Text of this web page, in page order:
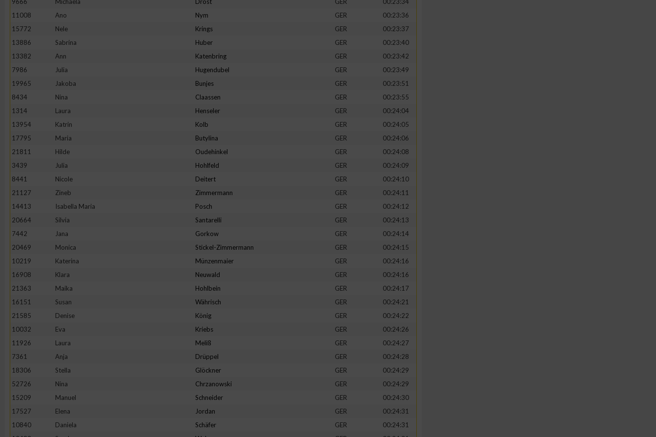
11008
Ano Nym GER
00:23:36
15772
Nele Krings GER
00:23:37
13886
Sabrina Huber GER
00:23:40
13382
Ann Katenbring GER
00:23:42
7986
Julia Hugendubel GER
00:23:49
19965
Jakoba Bunjes GER
00:23:51
8434
Nina Claassen GER
00:23:55
1314
Laura Henseler GER
00:24:04
13954
Katrin Kolb GER
00:24:05
17795
Maria Butylina GER
00:24:06
21811
Hilde Oudehinkel GER
00:24:08
3439
Julia Hohlfeld GER
00:24:09
8441
Nicole Deitert GER
00:24:10
21127
Zineb Zimmermann GER
00:24:11
14413
Isabella Maria Posch GER
00:24:12
20664
Silvia Santarelli GER
00:24:13
7442
Jana Gorkow GER
00:24:14
20469
Monica Stickel-Zimmermann GER
00:24:15
10219
Katerina Münzenmaier GER
00:24:16
16908
Klara Neuwald GER
00:24:16
21363
Maika Hohlbein GER
00:24:17
16151
Susan Währisch GER
00:24:21
21585
Denise König GER
00:24:22
10032
Eva Kriebs GER
00:24:26
11926
Laura Meliß GER
00:24:27
7361
Anja Drüppel GER
00:24:28
18306
Stella Glöckner GER
00:24:29
52726
Nina Chrzanowski GER
00:24:29
15209
Manuel Schneider GER
00:24:30
17527
Elena Jordan GER
00:24:31
10840
Daniela Schäfer GER
00:24:31
Erstellung von Profilen zur Personalisierung von Inhalten
Messung der Werbeleistung
Messung der Performance von Inhalten
Analyse von Zielgruppen durch Statistiken oder Kombinationen von Daten aus
Entwicklung und Verbesserung der Angebote
IAB-Besonderheiten:
Geräte anhand von aktiv angeforderten Informationen identifizieren
Nicht-IAB-Verarbeitungszwecke:
Notwendig
Performance
Funktional